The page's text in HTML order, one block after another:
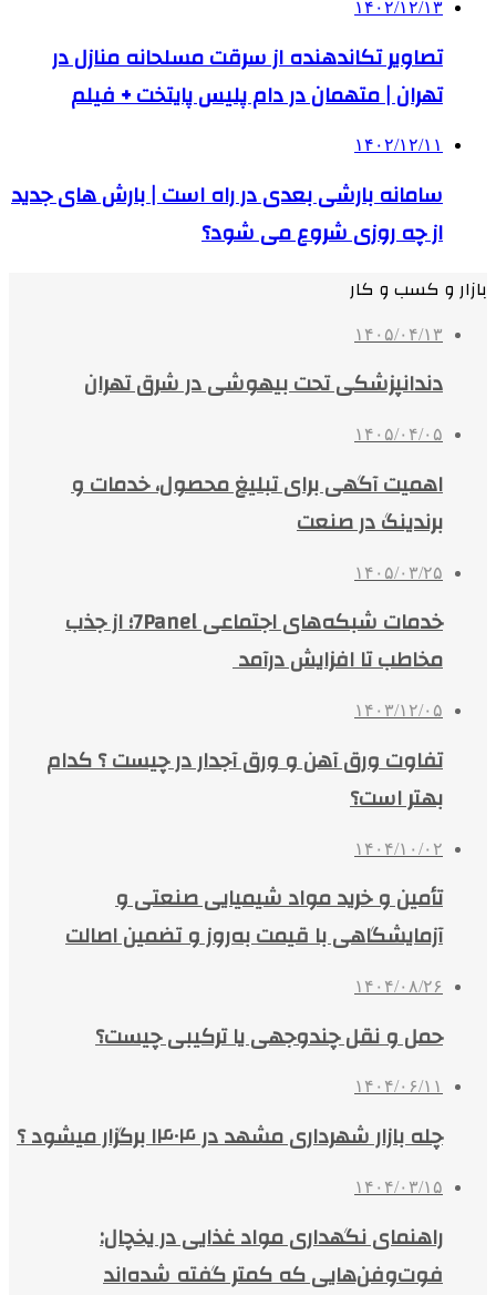
۱۴۰۲/۱۲/۱۳
تصاویر تکاندهنده از سرقت مسلحانه منازل در
تهران | متهمان در دام پلیس پایتخت + فیلم
۱۴۰۲/۱۲/۱۱
سامانه بارشی بعدی در راه است | بارش های جدید
از چه روزی شروع می شود؟
بازار و کسب و کار
۱۴۰۵/۰۴/۱۳
دندانپزشکی تحت بیهوشی در شرق تهران
۱۴۰۵/۰۴/۰۵
اهمیت آگهی برای تبلیغ محصول، خدمات و
برندینگ در صنعت
۱۴۰۵/۰۳/۲۵
خدمات شبکه‌های اجتماعی 7Panel؛ از جذب
مخاطب تا افزایش درآمد
۱۴۰۳/۱۲/۰۵
تفاوت ورق آهن و ورق آجدار در چیست ؟ کدام
بهتر است؟
۱۴۰۴/۱۰/۰۲
تأمین و خرید مواد شیمیایی صنعتی و
آزمایشگاهی با قیمت به‌روز و تضمین اصالت
۱۴۰۴/۰۸/۲۶
حمل و نقل چندوجهی یا ترکیبی چیست؟
۱۴۰۴/۰۶/۱۱
چله بازار شهرداری مشهد در ۱۴۰۴ برگزار میشود ؟
۱۴۰۴/۰۳/۱۵
راهنمای نگهداری مواد غذایی در یخچال:
فوت‌وفن‌هایی که کمتر گفته شده‌اند